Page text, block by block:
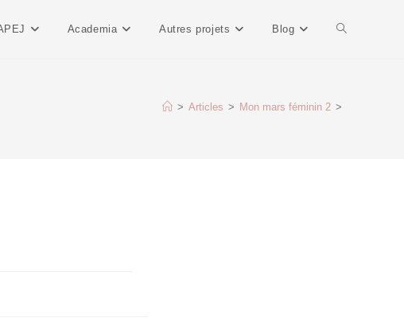
Academia Autres projets Blog
> Articles > Mon mars féminin 2 >